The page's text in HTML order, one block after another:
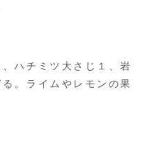
ハチミツ大さじ１、岩
。ライムやレモンの果